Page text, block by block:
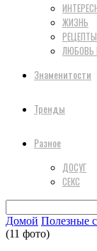
ЖИЗНЬ
РЕЦЕПТЫ
ЛЮБОВЬ
Знаменитости
Тренды
Разное
ДОСУГ
СЕКС
Домой Полезные
(11 фото)